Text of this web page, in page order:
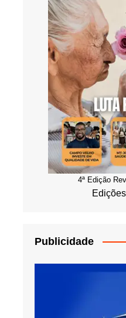
4ª Edição
Publicidade